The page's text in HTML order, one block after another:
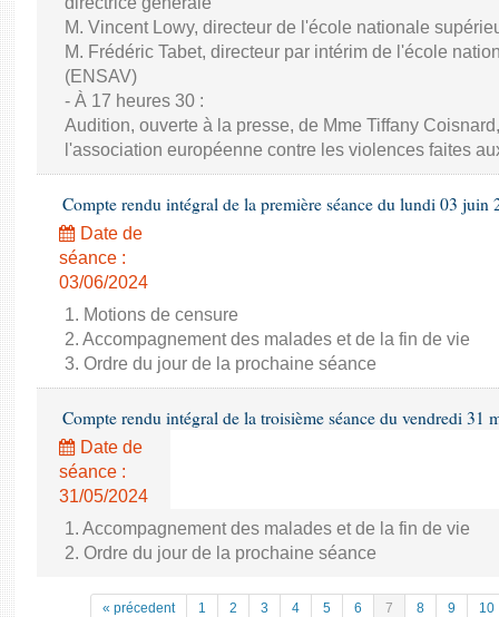
M. Vincent Lowy, directeur de l'école nationale
M. Frédéric Tabet, directeur par intérim de l'école
(ENSAV)
- À 17 heures 30 :
Audition, ouverte à la presse, de Mme Tiffany
l'association européenne contre les violences faites
Compte rendu intégral de la première séance du lundi 03 juin
Date de
séance :
03/06/2024
1. Motions de censure
2. Accompagnement des malades et de la fin de vie
3. Ordre du jour de la prochaine séance
Compte rendu intégral de la troisième séance du vendredi 31
Date de
séance :
31/05/2024
1. Accompagnement des malades et de la fin de vie
2. Ordre du jour de la prochaine séance
« précedent 1 2 3 4 5 6 7 8 9 10